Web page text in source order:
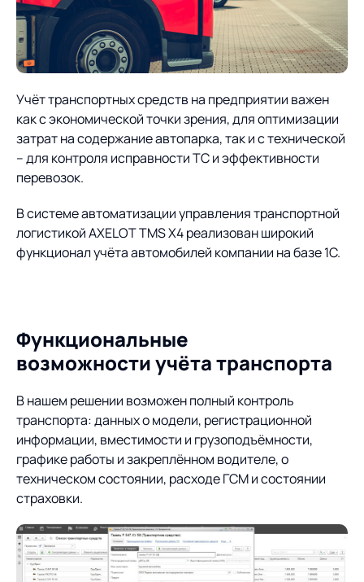
О компании
ИТ-аккредитация
Карьера
Партнеры
Импортозамещение
Продукты
поставок
Управление складами
Управление перевозками
Интегрированное
планирование
поставок
Управление двором
Роботизация
Логистический
консалтинг
Автоматизация
процессов
Техническое оснащение
Нетворкинг и обмен
опытом вместе с AXELOT
Формирование центров
компетенций
Пресс-центр
Новости
Мероприятия
Архив мероприятий
Проекты
Предложение для
База знаний
База знаний
Учёт транспортных средств на предприятии важен
как с экономической точки зрения, для оптимизации
затрат на содержание автопарка, так и с технической
– для контроля исправности ТС и эффективности
перевозок.
В системе автоматизации управления транспортной
логистикой AXELOT TMS X4 реализован широкий
функционал учёта автомобилей компании на базе 1C.
Функциональные
возможности учёта транспорта
В нашем решении возможен полный контроль
транспорта: данных о модели, регистрационной
информации, вместимости и грузоподъёмности,
графике работы и закреплённом водителе, о
техническом состоянии, расходе ГСМ и состоянии
страховки.